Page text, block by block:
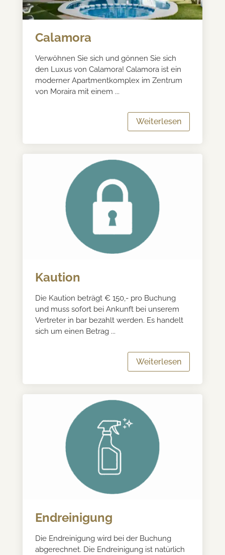
Calamora
Verwöhnen Sie sich und gönnen Sie sich
den Luxus von Calamora! Calamora ist ein
moderner Apartmentkomplex im Zentrum
von Moraira mit einem ...
Weiterlesen
Kaution
Die Kaution beträgt € 150,- pro Buchung
und muss sofort bei Ankunft bei unserem
Vertreter in bar bezahlt werden. Es handelt
sich um einen Betrag ...
Weiterlesen
Endreinigung
Die Endreinigung wird bei der Buchung
abgerechnet. Die Endreinigung ist natürlich